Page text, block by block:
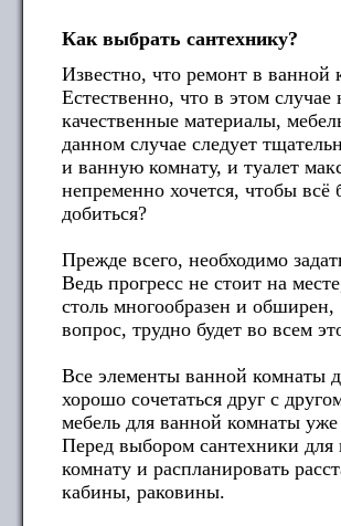
Как выбрать сантехнику?
Известно, что ремонт в ванной
Естественно, что в этом
качественные материалы,
данном случае следует
и ванную комнату, и туалет
непременно хочется, чтобы
добиться?
Прежде всего, необходимо
Ведь прогресс не стоит на
столь многообразен и
вопрос, трудно будет во всем
Все элементы ванной комнаты
хорошо сочетаться друг с
мебель для ванной комнаты уже
Перед выбором сантехники
комнату и распланировать
кабины, раковины.